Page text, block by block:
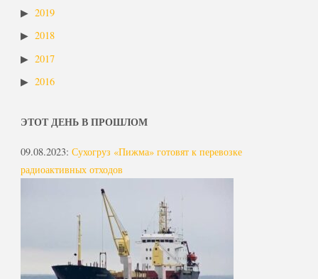
2019
2018
2017
2016
ЭТОТ ДЕНЬ В ПРОШЛОМ
09.08.2023: Сухогруз «Пижма» готовят к перевозке
радиоактивных отходов